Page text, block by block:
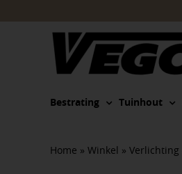
Bestrating Tuinhout
Home » Winkel » Verlichting